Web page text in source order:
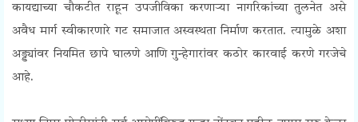
कायद्याच्या चौकटीत राहून उपजीविका करणाऱ्या नागरिकांच्या तुलनेत असे
अवैध मार्ग स्वीकारणारे गट समाजात अस्वस्थता निर्माण करतात. त्यामुळे अशा
अड्ड्यांवर नियमित छापे घालणे आणि गुन्हेगारांवर कठोर कारवाई करणे गरजेचे
आहे.